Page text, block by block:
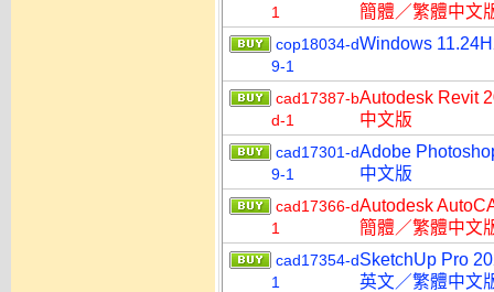
1
簡體／繁體中文
cop18034-d
9-1
Windows
cad17387-b
d-1
Autodesk Revit
中文版
cad17301-d
9-1
Adobe
中文版
cad17366-d
1
Autodesk
簡體／繁體中文
cad17354-d
1
SketchUp Pro
英文／繁體中文